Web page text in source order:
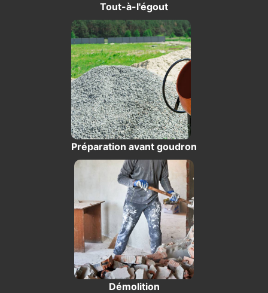
Tout-à-l'égout
Préparation avant goudron
Démolition